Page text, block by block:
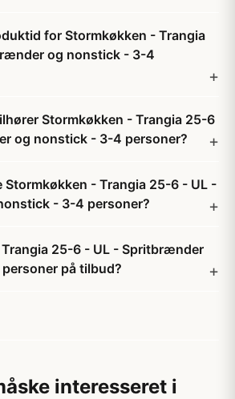
for Stormkøkken - Trangia
og nonstick - 3-4
Stormkøkken - Trangia 25-6
og nonstick - 3-4 personer?
Stormkøkken - Trangia 25-6 - UL -
- 3-4 personer?
25-6 - UL - Spritbrænder
på tilbud?
interesseret i